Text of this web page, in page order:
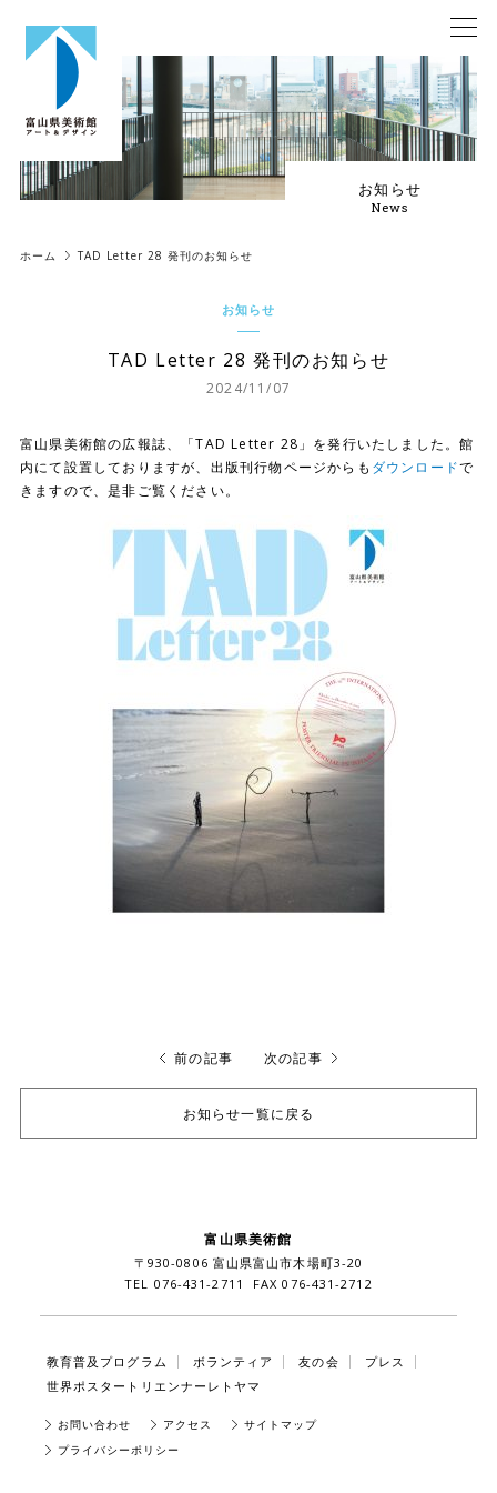
お知らせ
News
ホーム TAD Letter 28 発刊のお知らせ
お知らせ
TAD Letter 28 発刊のお知らせ
2024/11/07
富山県美術館の広報誌、「TAD Letter 28」を発行いたしました。館
内にて設置しておりますが、出版刊行物ページからも ダウンロードで
きますので、是非ご覧ください。
前の記事
お知らせ一覧に戻る
次の記事
富山県美術館
〒930-0806 富山県富山市木場町3-20
TEL 076-431-2711 FAX 076-431-2712
教育普及プログラム ボランティア 友の会
プレス
世界ポスタートリエンナーレトヤマ
お問い合わせ アクセス
サイトマップ
プライバシーポリシー